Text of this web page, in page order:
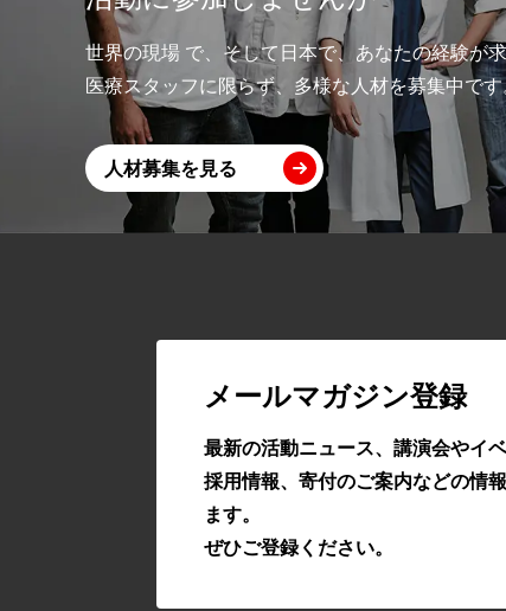
世界の現場 で、そして日本で、あなたの経験が求
医療スタッフに限らず、多様な人材を募集中で
人材募集を見る
メールマガジン登録
最新の活動ニュース、講演会やイベ
採用情報、寄付のご案内などの情
ます。
ぜひご登録ください。